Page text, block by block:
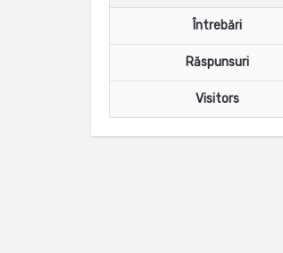
Întrebări
Răspunsuri
Visitors